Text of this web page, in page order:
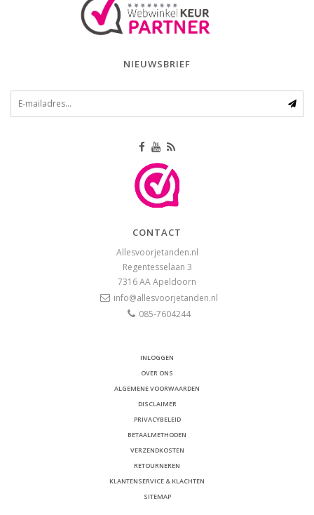
NIEUWSBRIEF
CONTACT
Allesvoorjetanden.nl
Regentesselaan 3
7316 AAApeldoorn
info@allesvoorjetanden.nl
085-7604244
INLOGGEN
OVER ONS
ALGEMENE VOORWAARDEN
DISCLAIMER
PRIVACYBELEID
BETAALMETHODEN
VERZENDKOSTEN
RETOURNEREN
KLANTENSERVICE & KLACHTEN
SITEMAP